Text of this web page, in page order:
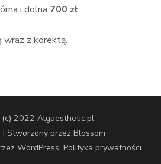
i dolna 700 zł
wraz z korektą.
(c) 2022 Algaesthetic.pl
| Stworzony przez Blossom
WordPress. Polityka prywatności